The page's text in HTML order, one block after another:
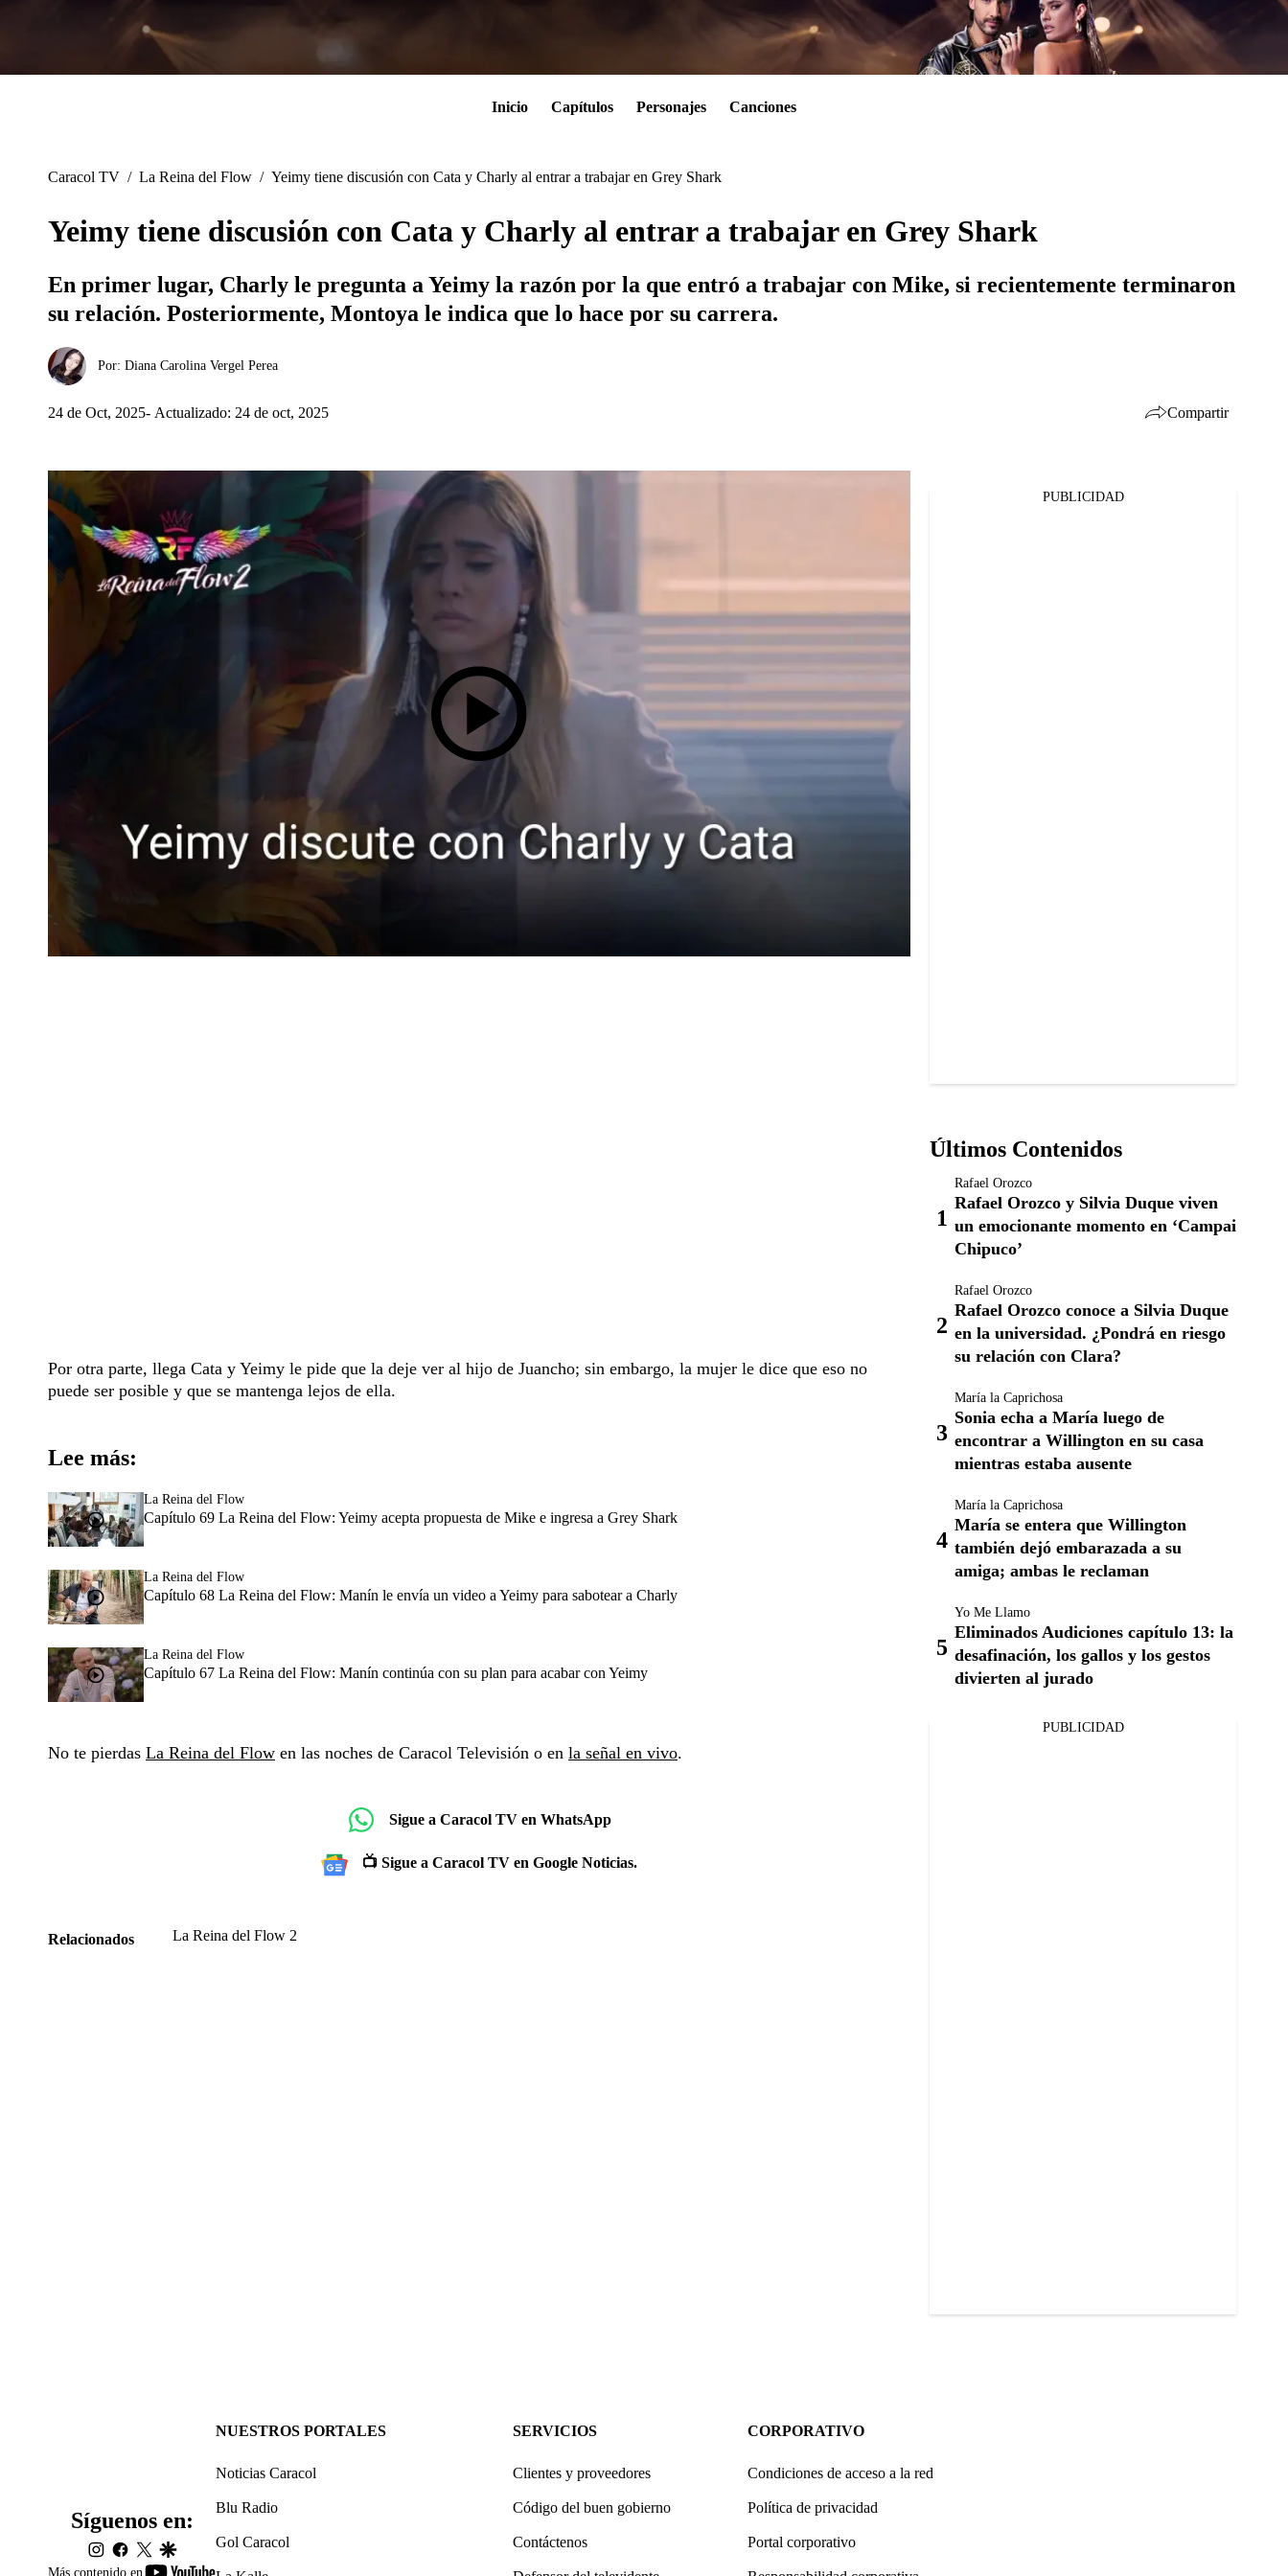
Inicio Capítulos Personajes Canciones
Caracol TV / La Reina del Flow / Yeimy tiene discusión con Cata y Charly al entrar a trabajar en Grey Shark
Yeimy tiene discusión con Cata y Charly al entrar a trabajar en Grey Shark
En primer lugar, Charly le pregunta a Yeimy la razón por la que entró a trabajar con Mike, si recientemente terminaron
su relación. Posteriormente, Montoya le indica que lo hace por su carrera.
Por: Diana Carolina Vergel Perea
24 de Oct, 2025 Actualizado: 24 de oct, 2025 Compartir
Por otra parte, llega Cata y Yeimy le pide que la deje ver al hijo de Juancho; sin embargo, la mujer le dice que eso no
puede ser posible y que se mantenga lejos de ella.
Lee más:
La Reina del Flow
Capítulo 69 La Reina del Flow: Yeimy acepta propuesta de Mike e ingresa a Grey Shark
La Reina del Flow
Capítulo 68 La Reina del Flow: Manín le envía un video a Yeimy para sabotear a Charly
La Reina del Flow
Capítulo 67 La Reina del Flow: Manín continúa con su plan para acabar con Yeimy
No te pierdas La Reina del Flow en las noches de Caracol Televisión o en la señal en vivo.
Sigue a Caracol TV en WhatsApp
📺 Sigue a Caracol TV en Google Noticias.
Relacionados La Reina del Flow 2
PUBLICIDAD
Últimos Contenidos
Rafael Orozco
Rafael Orozco y Silvia Duque viven
un emocionante momento en ‘Campai
Chipuco’
Rafael Orozco
Rafael Orozco conoce a Silvia Duque
en la universidad. ¿Pondrá en riesgo
su relación con Clara?
María la Caprichosa
Sonia echa a María luego de
encontrar a Willington en su casa
mientras estaba ausente
María la Caprichosa
María se entera que Willington
también dejó embarazada a su
amiga; ambas le reclaman
Yo Me Llamo
Eliminados Audiciones capítulo 13: la
desafinación, los gallos y los gestos
divierten al jurado
PUBLICIDAD
Más contenido en youtube-
Síguenos en:
instagram
facebook
twittergoogle
NUESTROS PORTALES
Noticias Caracol
Blu Radio
Gol Caracol
SERVICIOS
Clientes y proveedores
Código del buen gobierno
Contáctenos
CORPORATIVO
Condiciones de acceso a la red
Política de privacidad
Portal corporativo